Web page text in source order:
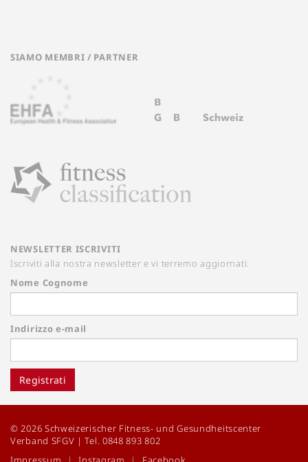
SIAMO MEMBRI / PARTNER
NEWSLETTER ISCRIVITI
Iscriviti alla nostra newsletter e vi terremo aggiornati.
Nome Cognome
Indirizzo e-mail
Registrati
© 2026 Schweizerischer Fitness- und Gesundheitscenter
Verband SFGV | Tel. 0848 893 802